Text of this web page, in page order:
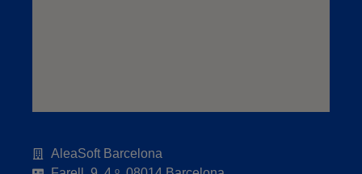
AleaSoft Barcelona